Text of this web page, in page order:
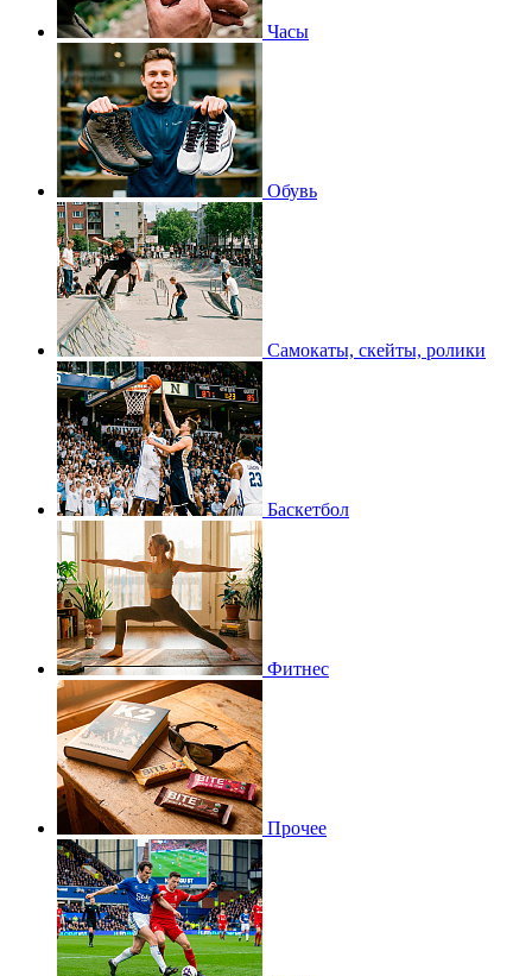
Часы
Обувь
Самокаты, скейты, ролики
Баскетбол
Фитнес
Прочее